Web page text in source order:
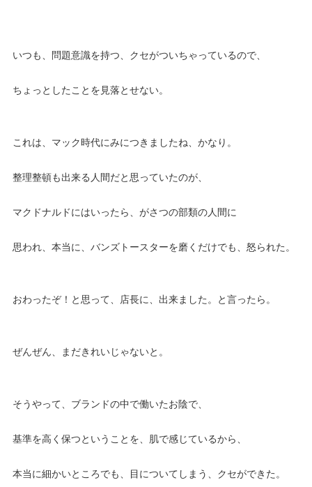
いつも、問題意識を持つ、クセがついちゃっているので、
ちょっとしたことを見落とせない。
これは、マック時代にみにつきましたね、かなり。
整理整頓も出来る人間だと思っていたのが、
マクドナルドにはいったら、がさつの部類の人間に
思われ、本当に、バンズトースターを磨くだけでも、怒られた。
おわったぞ！と思って、店長に、出来ました。と言ったら。
ぜんぜん、まだきれいじゃないと。
そうやって、ブランドの中で働いたお陰で、
基準を高く保つということを、肌で感じているから、
本当に細かいところでも、目についてしまう、クセができた。